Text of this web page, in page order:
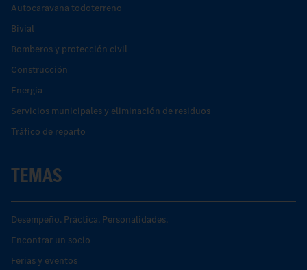
Autocaravana todoterreno
Bivial
Bomberos y protección civil
Construcción
Energía
Servicios municipales y eliminación de residuos
Tráfico de reparto
TEMAS
Desempeño. Práctica. Personalidades.
Encontrar un socio
Ferias y eventos